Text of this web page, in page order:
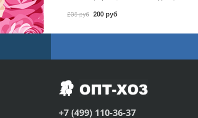
235 руб 200 руб
+7 (499) 110-36-37